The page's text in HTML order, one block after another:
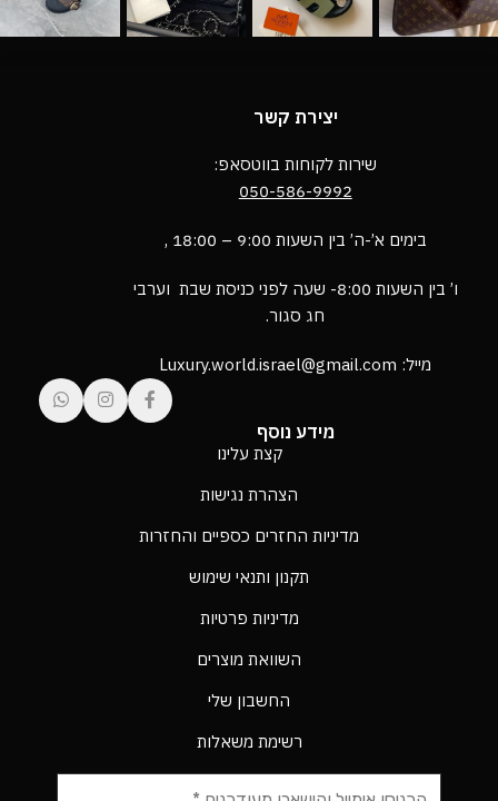
יצירת קשר
שירות לקוחות בווטסאפ:
050-586-9992
בימים א’-ה’ בין השעות 9:00 – 18:00 ,
ו’ בין השעות 8:00- שעה לפני כניסת שבת וערבי
חג סגור.
מייל: Luxury.world.israel@gmail.com
מידע נוסף
קצת עלינו
הצהרת נגישות
מדיניות החזרים כספיים והחזרות
תקנון ותנאי שימוש
מדיניות פרטיות
השוואת מוצרים
החשבון שלי
רשימת משאלות